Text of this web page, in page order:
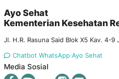
Ayo Sehat
Kementerian Kesehatan
Jl. H.R. Rasuna Said Blok X5 Kav. 4-9
Chatbot WhatsApp Ayo Sehat
Media Sosial